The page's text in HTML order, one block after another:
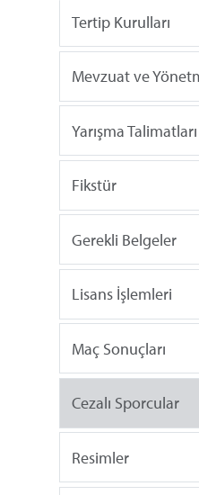
Tertip Kurulları
Mevzuat ve
Yarışma Talimatları
Fikstür
Gerekli Belgeler
Lisans İşlemleri
Maç Sonuçları
Cezalı Sporcular
Resimler